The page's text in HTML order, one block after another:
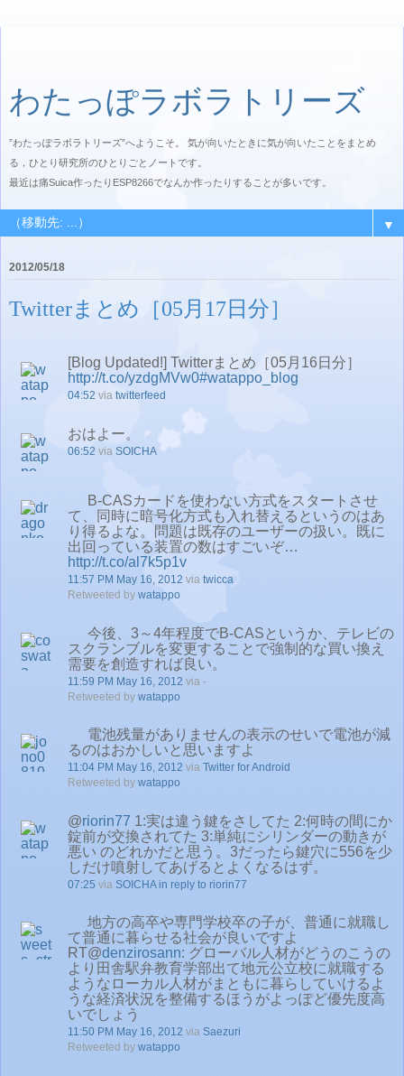
わたっぽラボラトリーズ
”わたっぽラボラトリーズ”へようこそ。 気が向いたときに気が向いたことをまとめ
る，ひとり研究所のひとりごとノートです。
最近は痛Suica作ったりESP8266でなんか作ったりすることが多いです。
▼
2012/05/18
Twitterまとめ［05月17日分］
[Blog Updated!] Twitterまとめ［05月16日分］
http://t.co/yzdgMVw0#watappo_blog
04:52 via twitterfeed
おはよー。
06:52 via SOICHA
B-CASカードを使わない方式をスタートさせ
て、同時に暗号化方式も入れ替えるというのはあ
り得るよな。問題は既存のユーザーの扱い。既に
出回っている装置の数はすごいぞ…
http://t.co/al7k5p1v
11:57 PM May 16, 2012 via twicca
Retweeted by watappo
今後、3～4年程度でB-CASというか、テレビの
スクランブルを変更することで強制的な買い換え
需要を創造すれば良い。
11:59 PM May 16, 2012 via -
Retweeted by watappo
電池残量がありませんの表示のせいで電池が減
るのはおかしいと思いますよ
11:04 PM May 16, 2012 via Twitter for Android
Retweeted by watappo
@riorin77 1:実は違う鍵をさしてた 2:何時の間にか
錠前が交換されてた 3:単純にシリンダーの動きが
悪い のどれかだと思う。3だったら鍵穴に556を少
しだけ噴射してあげるとよくなるはず。
07:25 via SOICHA in reply to riorin77
地方の高卒や専門学校卒の子が、普通に就職し
て普通に暮らせる社会が良いですよ
RT@denzirosann: グローバル人材がどうのこうの
より田舎駅弁教育学部出て地元公立校に就職する
ようなローカル人材がまともに暮らしていけるよ
うな経済状況を整備するほうがよっぽど優先度高
いでしょう
11:50 PM May 16, 2012 via Saezuri
Retweeted by watappo